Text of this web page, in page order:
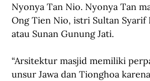
Nyonya Tan Nio. Nyonya Tan
Ong Tien Nio, istri Sultan Syarif
atau Sunan Gunung Jati.
“Arsitektur masjid memiliki
unsur Jawa dan Tionghoa